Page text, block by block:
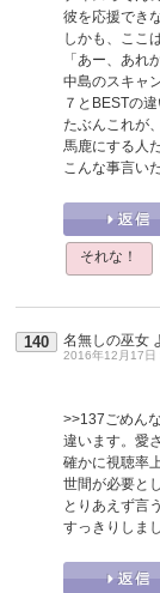
彼を応援でき
しかも、ここ
「あー、あれ
中島のスキャ
７とBESTの
たぶんこれが
馬鹿にする人
こんな事言い
それな！
140 名無しの巫女
2016年12月17日
>>137ごめん
違います。愛
確かに視聴率
世間が必要と
とりあえず言
すっきりしま